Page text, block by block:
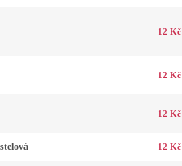
12 Kč
12 Kč
12 Kč
12 Kč